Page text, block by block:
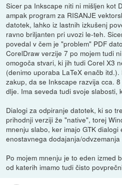
Sicer pa Inkscape niti ni mišljen kot
ampak program za RISANJE
datotek, lahko iz lastnih izkušenj
ravno briljanten pri uvozi le-teh.
povedal v čem je "problem" PDF
CorelDraw verzije 7 po mojem tudi
omogoča stvari, ki jih tudi Corel X3
(denimo uporaba LaTeX enačb
zakup, da se Inkscape razvija cca.
dlje. Ima seveda tudi svoje slabosti,
Dialogi za odpiranje datotek, ki so
prihodnji verziji že "native", torej
mnenju slabo, ker imajo GTK
enostavnega dodajanja/
Po mojem mnenju je to eden izmed
od katerih imamo tudi čisto